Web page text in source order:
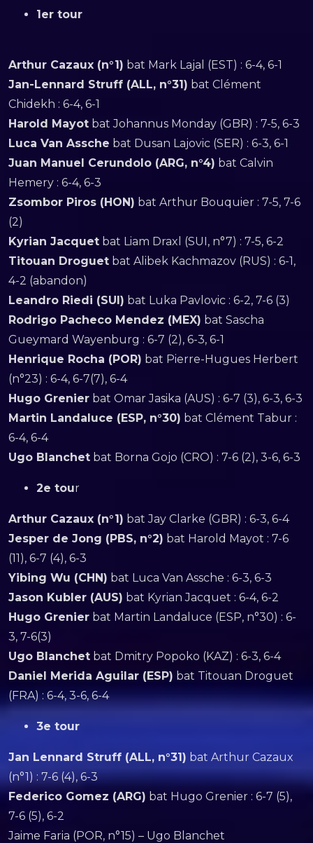
1er tour
Arthur Cazaux (n°1) bat Mark Lajal (EST) : 6-4, 6-1
Jan-Lennard Struff (ALL, n°31) bat Clément
Chidekh : 6-4, 6-1
Harold Mayot bat Johannus Monday (GBR) : 7-5, 6-3
Luca Van Assche bat Dusan Lajovic (SER) : 6-3, 6-1
Juan Manuel Cerundolo (ARG, n°4) bat Calvin
Hemery : 6-4, 6-3
Zsombor Piros (HON) bat Arthur Bouquier : 7-5, 7-6
(2)
Kyrian Jacquet bat Liam Draxl (SUI, n°7) : 7-5, 6-2
Titouan Droguet bat Alibek Kachmazov (RUS) : 6-1,
4-2 (abandon)
Leandro Riedi (SUI) bat Luka Pavlovic : 6-2, 7-6 (3)
Rodrigo Pacheco Mendez (MEX) bat Sascha
Gueymard Wayenburg : 6-7 (2), 6-3, 6-1
Henrique Rocha (POR) bat Pierre-Hugues Herbert
(n°23) : 6-4, 6-7(7), 6-4
Hugo Grenier bat Omar Jasika (AUS) : 6-7 (3), 6-3, 6-3
Martin Landaluce (ESP, n°30) bat Clément Tabur :
6-4, 6-4
Ugo Blanchet bat Borna Gojo (CRO) : 7-6 (2), 3-6, 6-3
2e tour
Arthur Cazaux (n°1) bat Jay Clarke (GBR) : 6-3, 6-4
Jesper de Jong (PBS, n°2) bat Harold Mayot : 7-6
(11), 6-7 (4), 6-3
Yibing Wu (CHN) bat Luca Van Assche : 6-3, 6-3
Jason Kubler (AUS) bat Kyrian Jacquet : 6-4, 6-2
Hugo Grenier bat Martin Landaluce (ESP, n°30) : 6-
3, 7-6(3)
Ugo Blanchet bat Dmitry Popoko (KAZ) : 6-3, 6-4
Daniel Merida Aguilar (ESP) bat Titouan Droguet
(FRA) : 6-4, 3-6, 6-4
3e tour
Jan Lennard Struff (ALL, n°31) bat Arthur Cazaux
(n°1) : 7-6 (4), 6-3
Federico Gomez (ARG) bat Hugo Grenier : 6-7 (5),
7-6 (5), 6-2
Jaime Faria (POR, n°15) – Ugo Blanchet